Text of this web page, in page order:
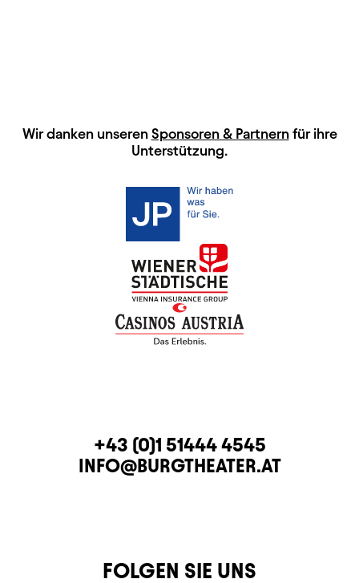
HAUPTSPONSOREN
Wir danken unseren Sponsoren & Partnernfür ihre
Unterstützung.
KONTAKTTELEFON
+43 (0)1 51444 4545
E-MAIL
INFO@BURGTHEATER.AT
FOLGEN SIE UNS